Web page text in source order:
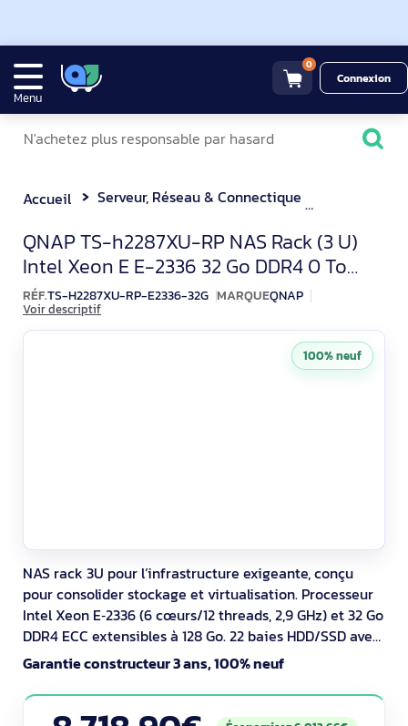
Menu
0
Connexion
Accueil Serveur, Réseau & Connectique
QNAP TS-h2287XU-RP
QNAP TS-h2287XU-RP NAS Rack (3 U)
Intel Xeon E E-2336 32 Go DDR4 0 To
QuTS hero Noir, Blanc
RÉF.TS-H2287XU-RP-E2336-32G MARQUEQNAP
Voir descriptif
NAS rack 3U pour l’infrastructure exigeante, conçu
pour consolider stockage et virtualisation. Processeur
Intel Xeon E‑2336 (6 cœurs/12 threads, 2,9 GHz) et 32 Go
DDR4 ECC extensibles à 128 Go. 22 baies HDD/SSD avec
cache SSD, ZFS/QuTS hero et snapshots. Réseau:
2x10GBASE‑T + 2x2,5GbE. Alimentations redondantes et
fonctions de haute disponibilité.
Garantie constructeur 3 ans, 100% neuf
100% neuf